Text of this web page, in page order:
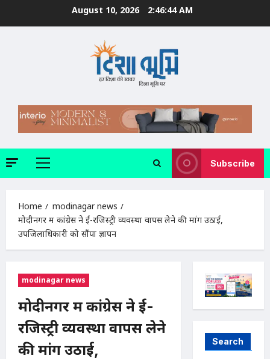
August 10, 2026 2:46:45 AM
Primary
Subscribe
Home
modinagar news
मोदीनगर में कांग्रेस ने ई-रजिस्ट्री व्यवस्था वापस लेने की मांग उठाई,
उपजिलाधिकारी को सौंपा ज्ञापन
modinagar news
मोदीनगर में कांग्रेस ने ई-
रजिस्ट्री व्यवस्था वापस लेने
की मांग उठाई,
Search